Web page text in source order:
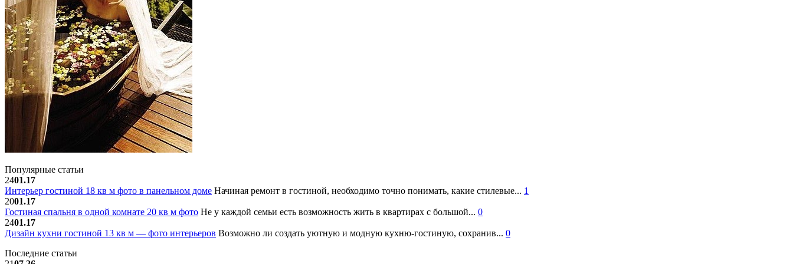
Популярные статьи
2401.17
Интерьер гостиной 18 кв м фото в панельном доме Начиная ремонт в гостиной, необходимо точно понимать, какие стилевые... 1
2001.17
Гостиная спальня в одной комнате 20 кв м фото Не у каждой семьи есть возможность жить в квартирах с большой... 0
2401.17
Дизайн кухни гостиной 13 кв м — фото интерьеров Возможно ли создать уютную и модную кухню-гостиную, сохранив... 0
Последние статьи